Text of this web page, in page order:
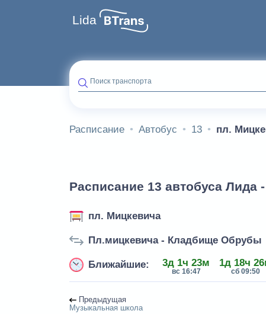
Lida
Поиск транспорта
Расписание Автобус 13 пл.
Расписание 13 автобуса Лида
пл. Мицкевича
Пл.мицкевича - Кладбище Обрубы
Ближайшие: 3д 1ч 23м
вс 16:47
1д 18ч
сб 09:50
Предыдущая
Музыкальная школа